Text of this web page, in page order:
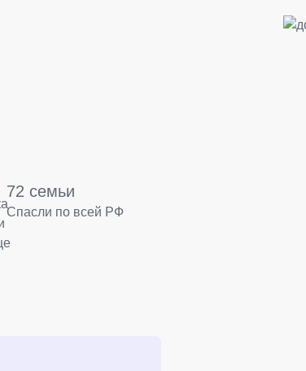
72 семьи
Спасли по всей РФ